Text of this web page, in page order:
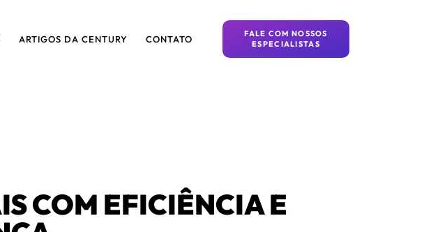
ARTIGOS DA CENTURY CONTATO
FALE COM NOSSOS
ESPECIALISTAS
COM EFICIÊNCIA E